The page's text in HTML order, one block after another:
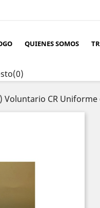
QUIENES SOMOS
(0)
Voluntario CR